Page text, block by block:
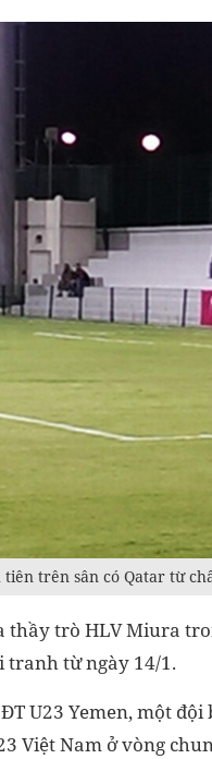
trên sân có Qatar từ
trò HLV Miura
tranh từ ngày 14/1.
U23 Yemen, một đội
Việt Nam ở vòng